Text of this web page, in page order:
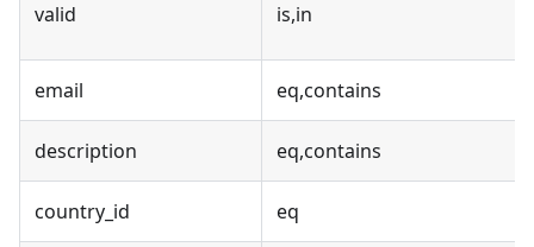
valid is,in
email eq,contains
description eq,contains
country_id eq